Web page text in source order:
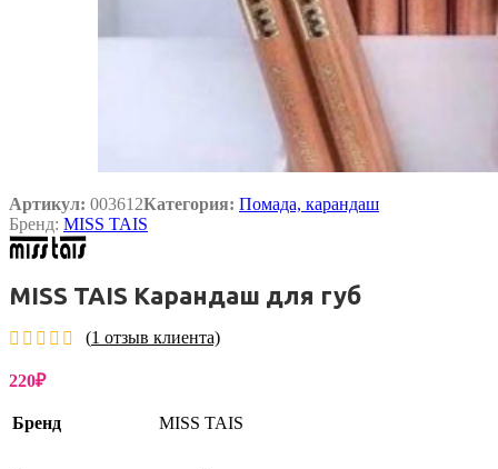
Артикул: 003612Категория: Помада, карандаш
Бренд: MISS TAIS
MISS TAIS Карандаш для губ
(1 отзыв клиента)
220₽
Бренд MISS TAIS